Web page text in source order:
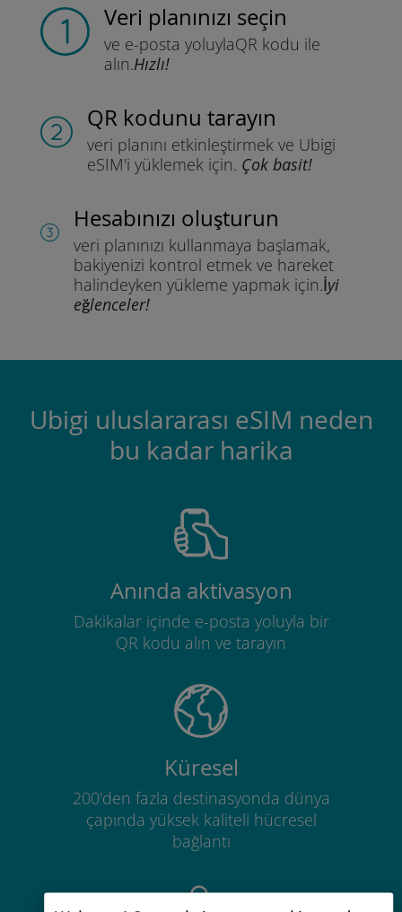
Veri planınızı seçin
ve e-posta yoluylaQR kodu ile
alın.Hızlı!
QR kodunu tarayın
veri planını etkinleştirmek ve Ubigi
eSIM'i yüklemek için. Çok basit!
Hesabınızı oluşturun
veri planınızı kullanmaya başlamak,
bakiyenizi kontrol etmek ve hareket
halindeyken yükleme yapmak için.İyi
eğlenceler!
Ubigi uluslararası eSIM neden
bu kadar harika
Anında aktivasyon
Dakikalar içinde e-posta yoluyla bir
QR kodu alın ve tarayın
Küresel
200'den fazla destinasyonda dünya
çapında yüksek kaliteli hücresel
bağlantı